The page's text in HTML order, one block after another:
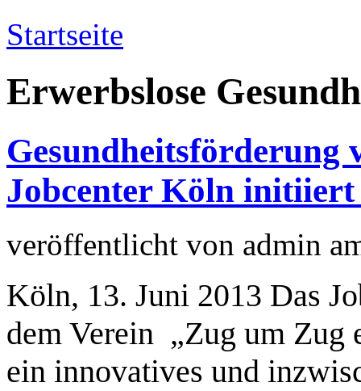
Startseite
Erwerbslose
Gesundheitsförderung
Jobcenter Köln
veröffentlicht von admin
Köln, 13. Juni 2013 Das
dem Verein „Zug um Zug
ein innovatives und